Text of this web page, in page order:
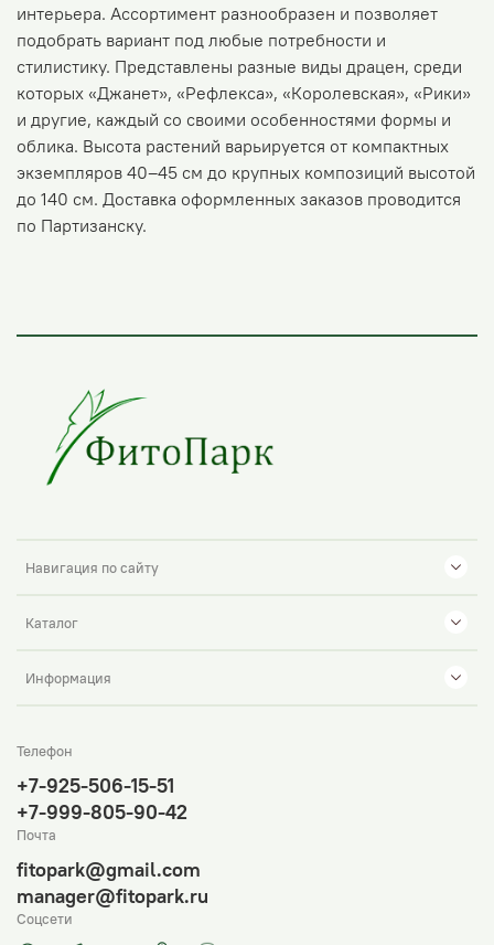
интерьера. Ассортимент разнообразен и позволяет
подобрать вариант под любые потребности и
стилистику. Представлены разные виды драцен, среди
которых «Джанет», «Рефлекса», «Королевская», «Рики»
и другие, каждый со своими особенностями формы и
облика. Высота растений варьируется от компактных
экземпляров 40–45 см до крупных композиций высотой
до 140 см. Доставка оформленных заказов проводится
по Партизанску.
Навигация по сайту
Каталог
Информация
Телефон
+7-925-506-15-51
+7-999-805-90-42
Почта
fitopark@gmail.com
manager@fitopark.ru
Соцсети